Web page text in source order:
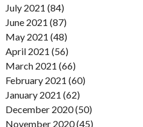
July 2021 (84)
June 2021 (87)
May 2021 (48)
April 2021 (56)
March 2021 (66)
February 2021 (60)
January 2021 (62)
December 2020 (50)
November 2020 (45)